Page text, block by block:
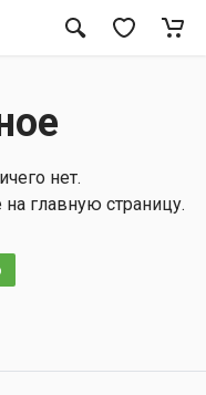
нет.
главную страницу.